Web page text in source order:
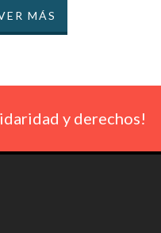
MÁS
y derechos!